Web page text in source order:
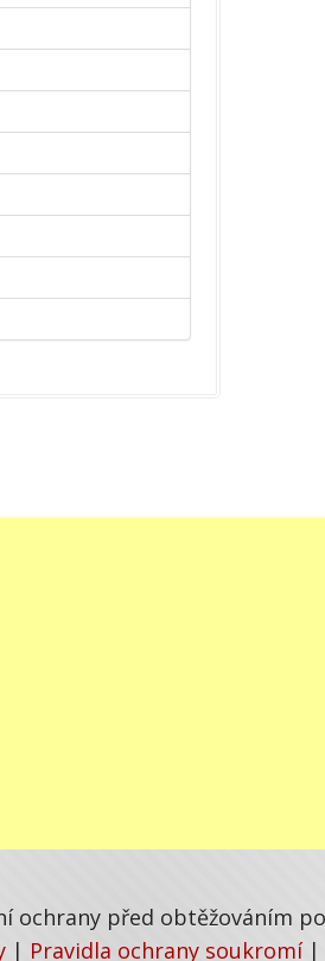
ochrany před obtěžováním
| Pravidla ochrany soukromí |